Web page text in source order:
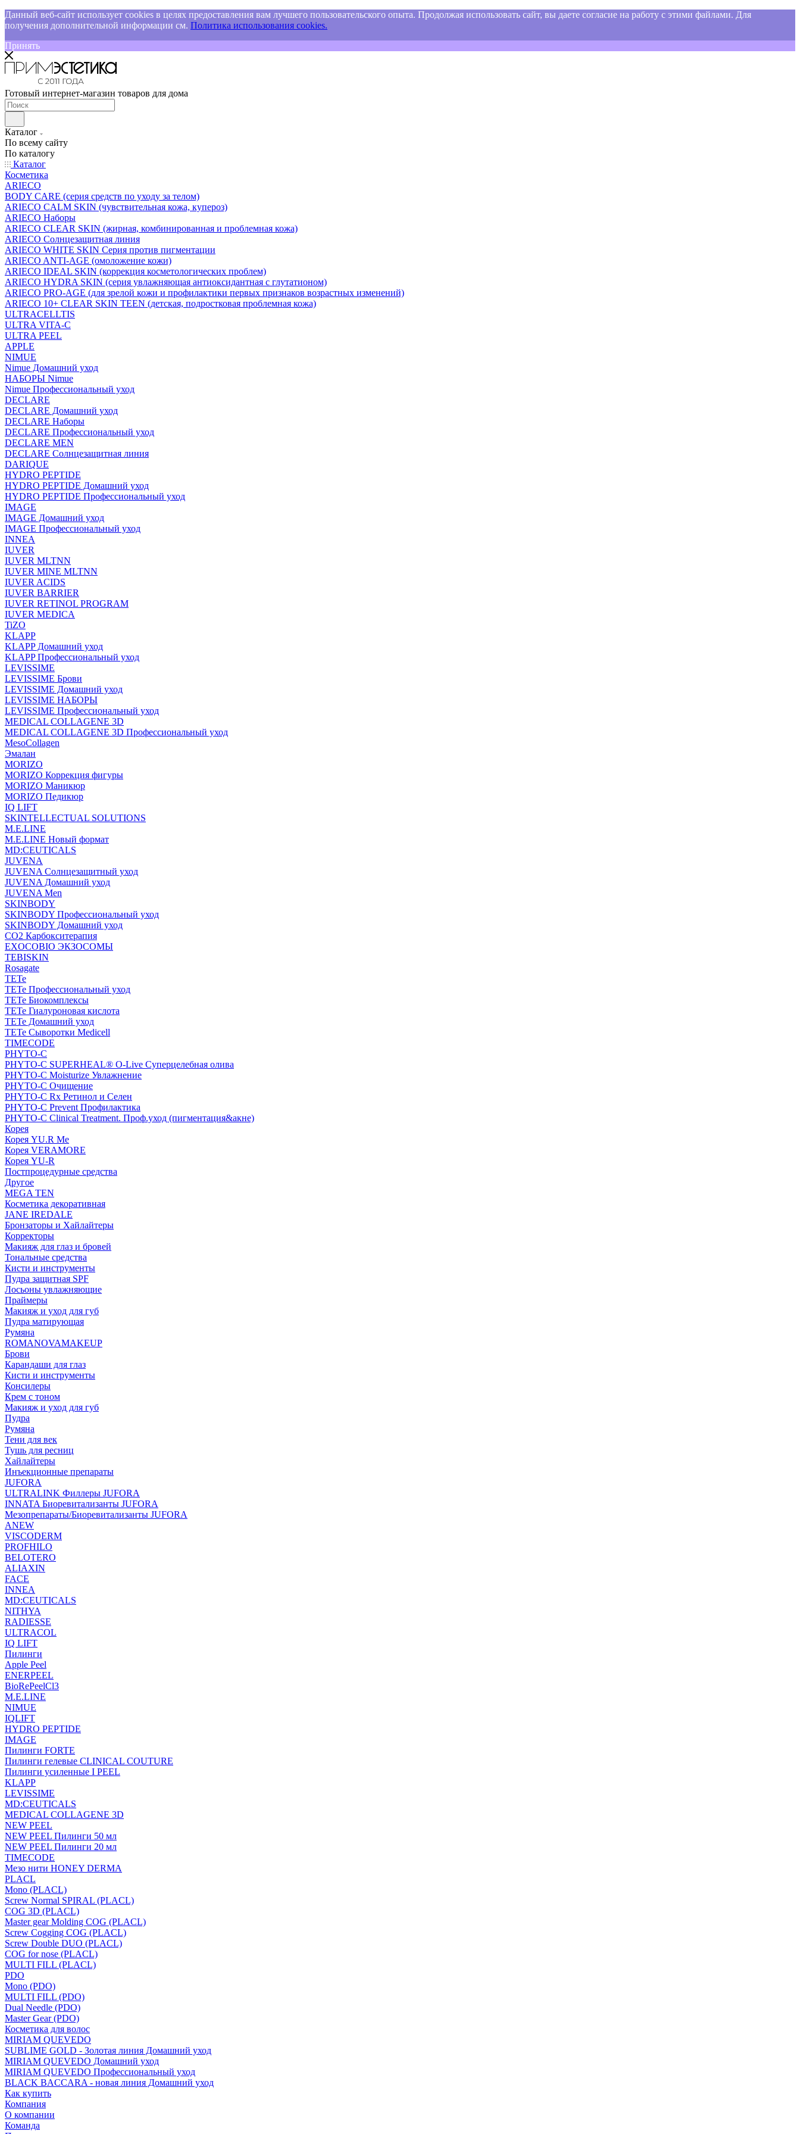
Данный веб-сайт использует cookies в целях предоставления вам лучшего пользовательского опыта. Продолжая использовать сайт, вы даете согласие на работу с этими файлами. Для
получения дополнительной информации см. Политика использования cookies.
Принять
Готовый интернет-магазин товаров для дома
Каталог
По всему сайту
По каталогу
Каталог
Косметика
ARIECO
BODY CARE (серия средств по уходу за телом)
ARIECO CALM SKIN (чувствительная кожа, купероз)
ARIECO Наборы
ARIECO CLEAR SKIN (жирная, комбинированная и проблемная кожа)
ARIECO Солнцезащитная линия
ARIECO WHITE SKIN Серия против пигментации
ARIECO ANTI-AGE (омоложение кожи)
ARIECO IDEAL SKIN (коррекция косметологических проблем)
ARIECO HYDRA SKIN (серия увлажняющая антиоксидантная с глутатионом)
ARIECO PRO-AGE (для зрелой кожи и профилактики первых признаков возрастных изменений)
ARIECO 10+ CLEAR SKIN TEEN (детская, подростковая проблемная кожа)
ULTRACELLTIS
ULTRA VITA-C
ULTRA PEEL
APPLE
NIMUE
Nimue Домашний уход
НАБОРЫ Nimue
Nimue Профессиональный уход
DECLARE
DECLARE Домашний уход
DECLARE Наборы
DECLARE Профессиональный уход
DECLARE MEN
DECLARE Солнцезащитная линия
DARIQUE
HYDRO PEPTIDE
HYDRO PEPTIDE Домашний уход
HYDRO PEPTIDE Профессиональный уход
IMAGE
IMAGE Домашний уход
IMAGE Профессиональный уход
INNEA
IUVER
IUVER MLTNN
IUVER MINE MLTNN
IUVER ACIDS
IUVER BARRIER
IUVER RETINOL PROGRAM
IUVER MEDICA
TiZO
KLAPP
KLAPP Домашний уход
KLAPP Профессиональный уход
LEVISSIME
LEVISSIME Брови
LEVISSIME Домашний уход
LEVISSIME НАБОРЫ
LEVISSIME Профессиональный уход
MEDICAL COLLAGENE 3D
MEDICAL COLLAGENE 3D Профессиональный уход
MesoCollagen
Эмалан
MORIZO
MORIZO Коррекция фигуры
MORIZO Маникюр
MORIZO Педикюр
IQ LIFT
SKINTELLECTUAL SOLUTIONS
M.E.LINE
M.E.LINE Новый формат
MD:CEUTICALS
JUVENA
JUVENA Солнцезащитный уход
JUVENA Домашний уход
JUVENA Men
SKINBODY
SKINBODY Профессиональный уход
SKINBODY Домашний уход
CO2 Карбокситерапия
EXOCOBIO ЭКЗОСОМЫ
TEBISKIN
Rosagate
TETe
TETe Профессиональный уход
TETe Биокомплексы
TETe Гиалуроновая кислота
TETe Домашний уход
TETe Сыворотки Medicell
TIMECODE
PHYTO-C
PHYTO-C SUPERHEAL® O-Live Суперцелебная олива
PHYTO-C Moisturize Увлажнение
PHYTO-C Очищение
PHYTO-C Rx Ретинол и Селен
PHYTO-C Prevent Профилактика
PHYTO-C Clinical Treatment. Проф.уход (пигментация&акне)
Корея
Корея YU.R Me
Корея VERAMORE
Корея YU-R
Постпроцедурные средства
Другое
MEGA TEN
Косметика декоративная
JANE IREDALE
Бронзаторы и Хайлайтеры
Корректоры
Макияж для глаз и бровей
Тональные средства
Кисти и инструменты
Пудра защитная SPF
Лосьоны увлажняющие
Праймеры
Макияж и уход для губ
Пудра матирующая
Румяна
ROMANOVAMAKEUP
Брови
Карандаши для глаз
Кисти и инструменты
Консилеры
Крем с тоном
Макияж и уход для губ
Пудра
Румяна
Тени для век
Тушь для ресниц
Хайлайтеры
Инъекционные препараты
JUFORA
ULTRALINK Филлеры JUFORA
INNATA Биоревитализанты JUFORA
Мезопрепараты/Биоревитализанты JUFORA
ANEW
VISCODERM
PROFHILO
BELOTERO
ALIAXIN
FACE
INNEA
MD:CEUTICALS
NITHYA
RADIESSE
ULTRACOL
IQ LIFT
Пилинги
Apple Peel
ENERPEEL
BioRePeelCl3
M.E.LINE
NIMUE
IQLIFT
HYDRO PEPTIDE
IMAGE
Пилинги FORTE
Пилинги гелевые CLINICAL COUTURE
Пилинги усиленные I PEEL
KLAPP
LEVISSIME
MD:CEUTICALS
MEDICAL COLLAGENE 3D
NEW PEEL
NEW PEEL Пилинги 50 мл
NEW PEEL Пилинги 20 мл
TIMECODE
Мезо нити HONEY DERMA
PLACL
Mono (PLACL)
Screw Normal SPIRAL (PLACL)
COG 3D (PLACL)
Master gear Molding COG (PLACL)
Screw Cogging COG (PLACL)
Screw Double DUO (PLACL)
COG for nose (PLACL)
MULTI FILL (PLACL)
PDO
Mono (PDO)
MULTI FILL (PDO)
Dual Needle (PDO)
Master Gear (PDO)
Косметика для волос
MIRIAM QUEVEDO
SUBLIME GOLD - Золотая линия Домашний уход
MIRIAM QUEVEDO Домашний уход
MIRIAM QUEVEDO Профессиональный уход
BLACK BACCARA - новая линия Домашний уход
Как купить
Компания
О компании
Команда